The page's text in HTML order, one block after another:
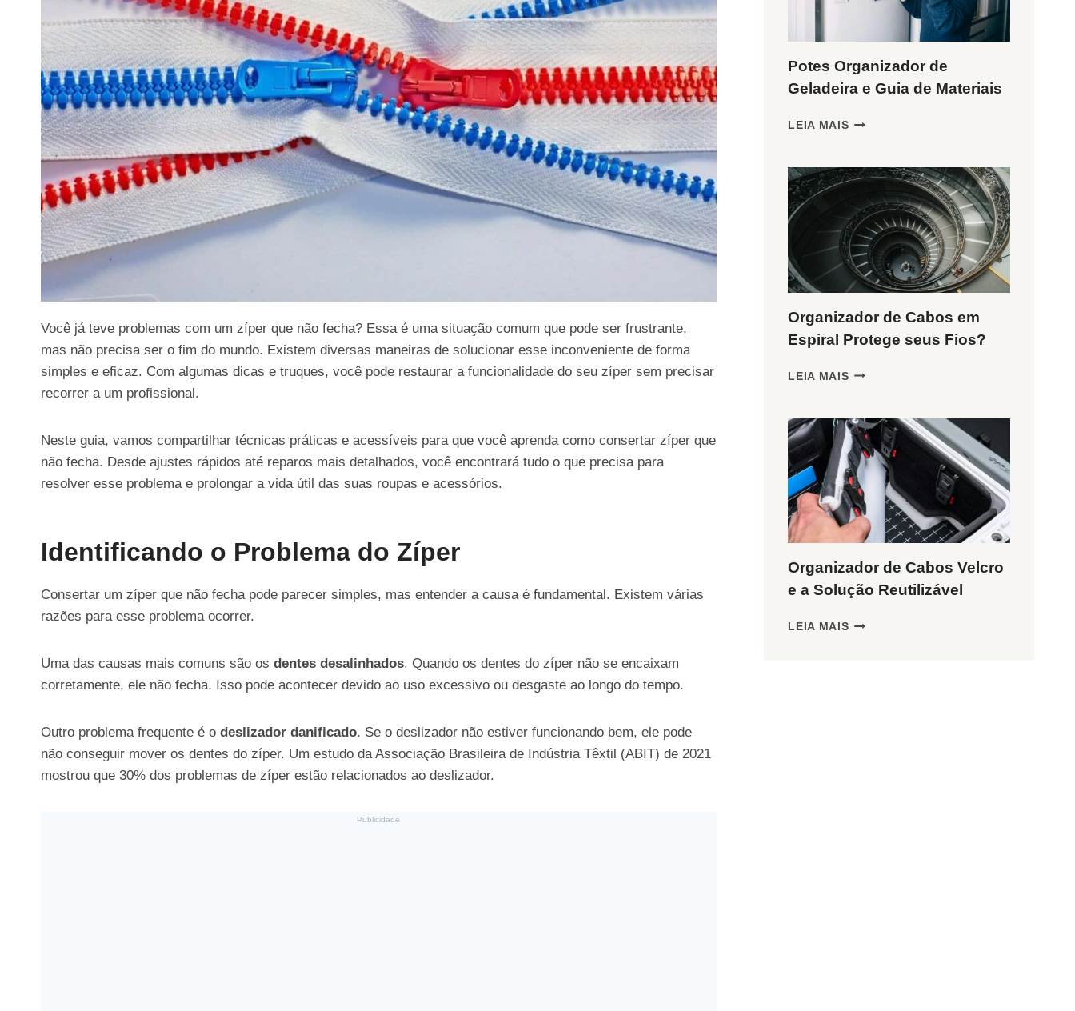
Você já teve problemas com um zíper que não fecha? Essa é uma situação comum que pode ser frustrante,
mas não precisa ser o fim do mundo. Existem diversas maneiras de solucionar esse inconveniente de forma
simples e eficaz. Com algumas dicas e truques, você pode restaurar a funcionalidade do seu zíper sem precisar
recorrer a um profissional.
Neste guia, vamos compartilhar técnicas práticas e acessíveis para que você aprenda como consertar zíper que
não fecha. Desde ajustes rápidos até reparos mais detalhados, você encontrará tudo o que precisa para
resolver esse problema e prolongar a vida útil das suas roupas e acessórios.
Identificando o Problema do Zíper
Consertar um zíper que não fecha pode parecer simples, mas entender a causa é fundamental. Existem várias
razões para esse problema ocorrer.
Uma das causas mais comuns são os dentes desalinhados. Quando os dentes do zíper não se encaixam
corretamente, ele não fecha. Isso pode acontecer devido ao uso excessivo ou desgaste ao longo do tempo.
Outro problema frequente é o deslizador danificado. Se o deslizador não estiver funcionando bem, ele pode
não conseguir mover os dentes do zíper. Um estudo da Associação Brasileira de Indústria Têxtil (ABIT) de 2021
mostrou que 30% dos problemas de zíper estão relacionados ao deslizador.
Publicidade
Potes Organizador de
Geladeira e Guia de Materiais
LEIA MAIS POTES
GELADEIRA
GUIA
DE
MATERIAIS
Organizador de Cabos em
Espiral Protege seus Fios?
LEIA MAIS ORGANIZADOR
EM
ESPIRAL
PROTEGE
SEUS
FIOS?
Organizador de Cabos Velcro
e a Solução Reutilizável
LEIA MAIS ORGANIZADOR